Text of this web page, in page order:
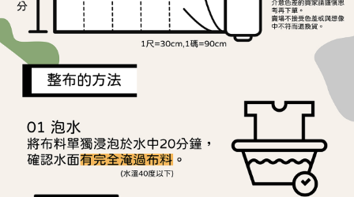
是否繳費成功／繳費後需取消欲退款等相關疑問，請聯繫「AFTEE先享後付
客戶支援中心」 https://netprotections.freshdesk.com/support/home
【注意事項】
１．透過由恩沛科技股份有限公司提供之「AFTEE先享後付」服務完成之交
易，需依本服務之必要範圍內提供個人資料，並將交易相關給付款項請求債
權轉讓予恩沛科技股份有限公司。
https://aftee.tw/terms/#terms3
３．未成年的使用者請事先徵得法定代理人或監護人之同意方可使用
「AFTEE先享後付」，若未經同意申辦者引起之損失，本公司不負相關責
任。
４．使用「AFTEE先享後付」時，將依據個別帳號之用戶狀況，依本公司即
時審查核予不同之上限額度；若仍有額度不足之情形，本公司將視審查結果
每筆NT$240